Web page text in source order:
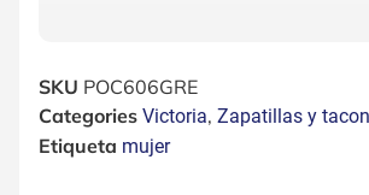
SKU POC606GRE
Categories Victoria, Zapatillas y
Etiqueta mujer